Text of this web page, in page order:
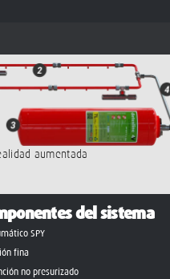
aumentada
del sistema
SPY
fina
no presurizado
detección de piping)